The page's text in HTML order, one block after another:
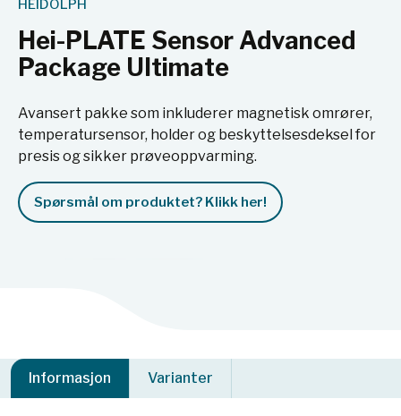
HEIDOLPH
Hei-PLATE Sensor Advanced
Package Ultimate
Avansert pakke som inkluderer magnetisk omrører,
temperatursensor, holder og beskyttelsesdeksel for
presis og sikker prøveoppvarming.
Spørsmål om produktet? Klikk her!
Informasjon Varianter